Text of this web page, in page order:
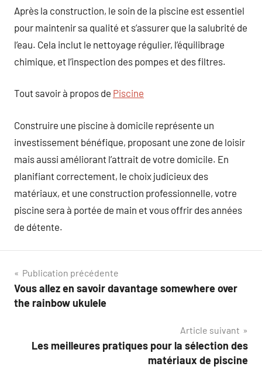
Après la construction, le soin de la piscine est essentiel
pour maintenir sa qualité et s’assurer que la salubrité de
l’eau. Cela inclut le nettoyage régulier, l’équilibrage
chimique, et l’inspection des pompes et des filtres.
Tout savoir à propos de Piscine
Construire une piscine à domicile représente un
investissement bénéfique, proposant une zone de loisir
mais aussi améliorant l’attrait de votre domicile. En
planifiant correctement, le choix judicieux des
matériaux, et une construction professionnelle, votre
piscine sera à portée de main et vous offrir des années
de détente.
Navigation
de
Publication précédente
Vous allez en savoir davantage somewhere over
the rainbow ukulele
Article suivant
Les meilleures pratiques pour la sélection des
matériaux de piscine